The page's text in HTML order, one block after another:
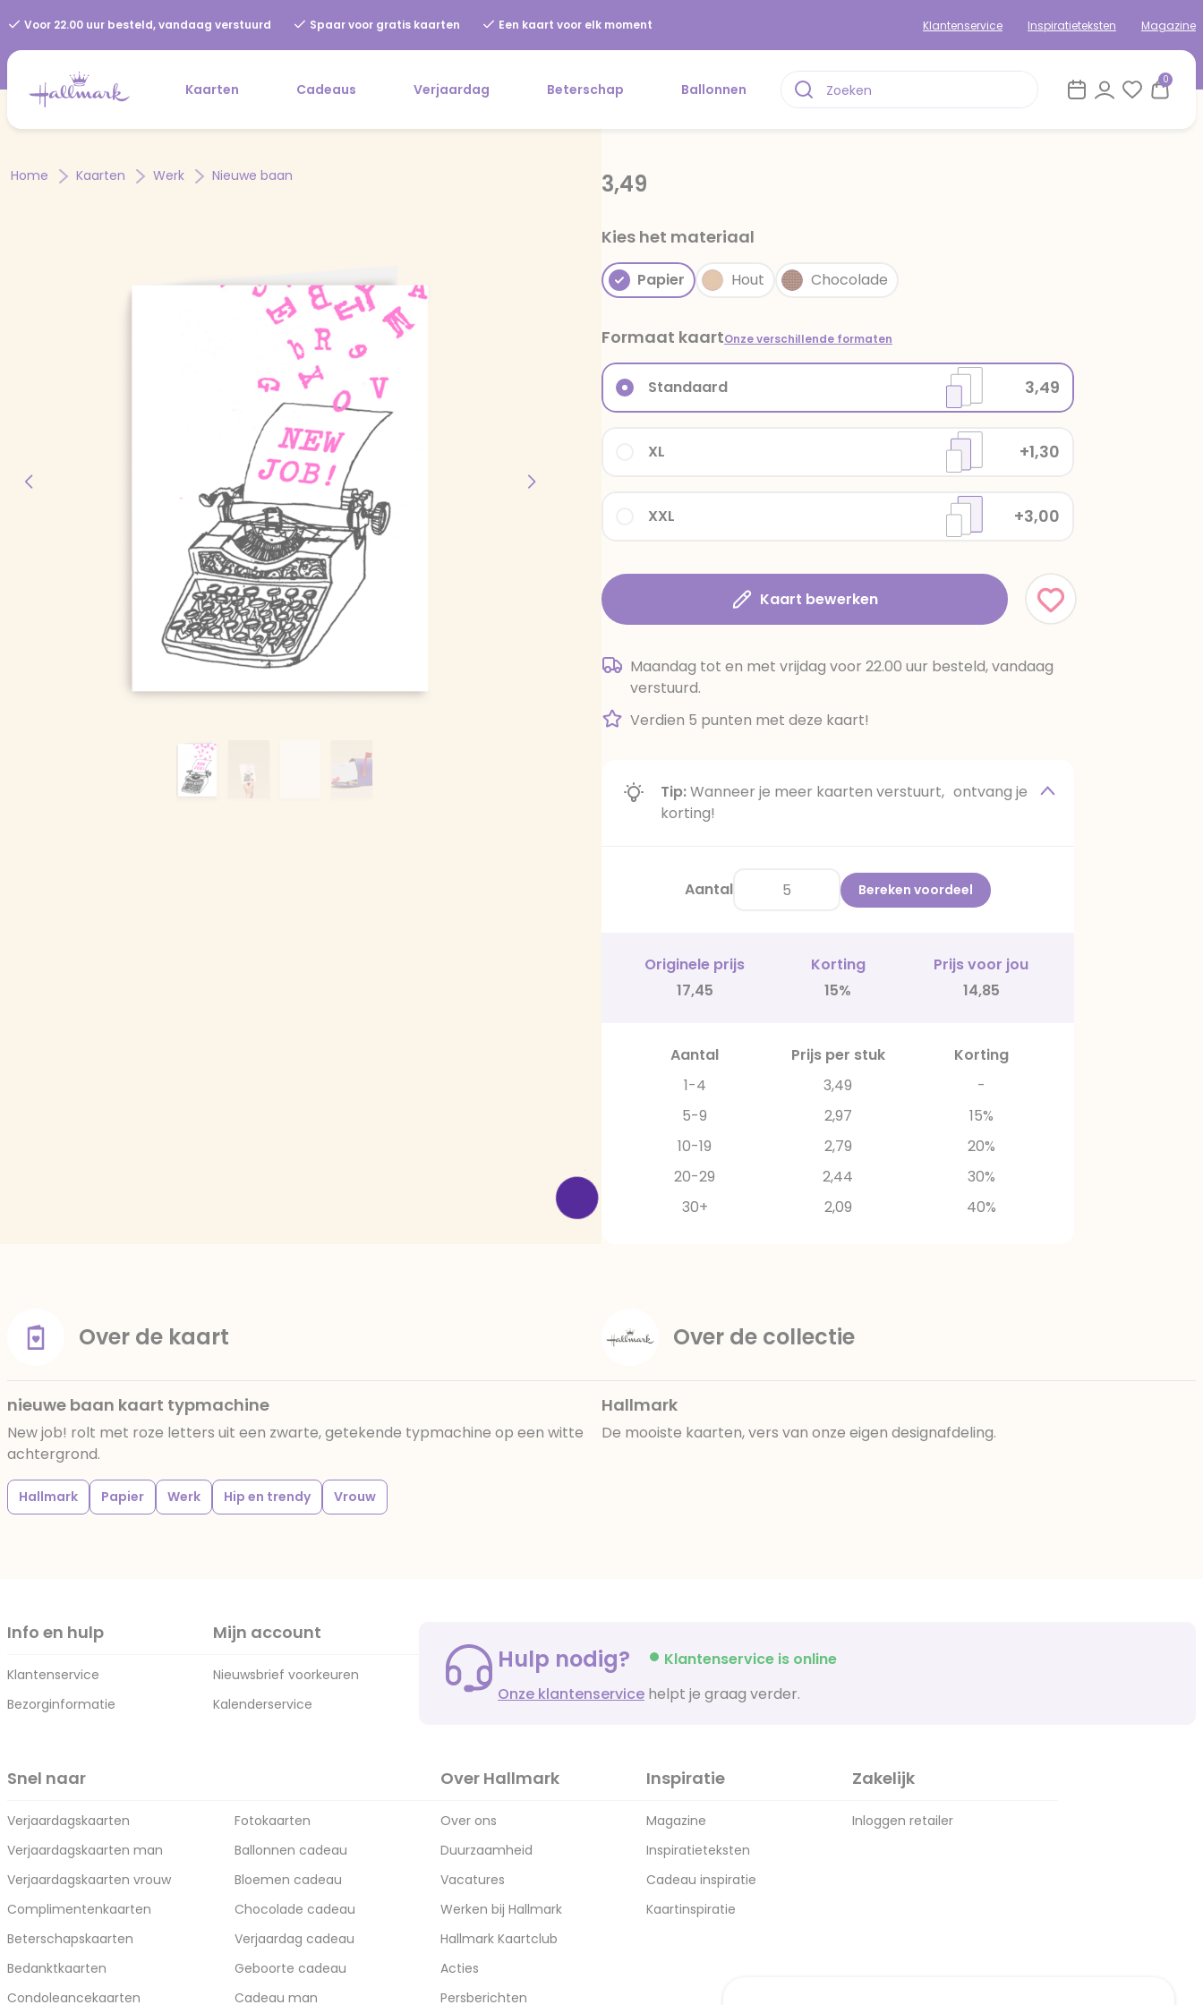
Voor 22.00 uur besteld, vandaag verstuurd Spaar voor gratis kaarten Een kaart voor elk moment Klantenservice Inspiratieteksten Magazine
Kaarten Cadeaus Verjaardag Beterschap Ballonnen
0
Home Kaarten Werk Nieuwe baan 3,49
Kies het materiaal
Papier Hout Chocolade
Formaat kaartOnze verschillende formaten
XXL +3,00
XL +1,30
Standaard 3,49
Kaart bewerken
Maandag tot en met vrijdag voor 22.00 uur besteld, vandaag
verstuurd.
Verdien 5 punten met deze kaart!
Tip:Wanneer je meer kaarten verstuurt, ontvang je
korting!
Aantal Bereken voordeel
Originele prijs Korting
Prijs voor jou
17,45
15% 14,85
Aantal Prijs per stuk
Korting
1-4
3,49
-
5-9
2,97
15%
10-19
2,79
20%
20-29
2,44
30%
30+
2,09 40%
Over de kaart
nieuwe baan kaart typmachine
New job! rolt met roze letters uit een zwarte, getekende typmachine op een witte
achtergrond.
Hallmark Papier Werk Hip en trendy Vrouw
Over de collectie
Hallmark
De mooiste kaarten, vers van onze eigen designafdeling.
Info en hulp
Klantenservice
Bezorginformatie
Mijn account
Nieuwsbrief voorkeuren
Kalenderservice
Hulp nodig?
Klantenservice is online
Onze klantenservice helpt je graag verder.
Snel naar
Verjaardagskaarten
Verjaardagskaarten man
Verjaardagskaarten vrouw
Complimentenkaarten
Beterschapskaarten
Bedanktkaarten
Condoleancekaarten
Fotokaarten
Ballonnen cadeau
Bloemen cadeau
Chocolade cadeau
Verjaardag cadeau
Geboorte cadeau
Cadeau man
Over Hallmark
Over ons
Duurzaamheid
Vacatures
Werken bij Hallmark
Hallmark Kaartclub
Acties
Persberichten
Inspiratie
Magazine
Inspiratieteksten
Cadeau inspiratie
Kaartinspiratie
Zakelijk
Inloggen retailer